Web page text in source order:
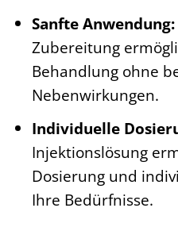
Sanfte Anwendung:
Zubereitung
Behandlung ohne
Nebenwirkungen.
Individuelle
Injektionslösung
Dosierung und
Ihre Bedürfnisse.